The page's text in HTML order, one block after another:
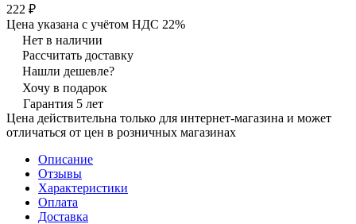
222 ₽
Цена указана с учётом НДС 22%
Нет в наличии
Рассчитать доставку
Нашли дешевле?
Хочу в подарок
Гарантия 5 лет
Цена действительна только для интернет-магазина и может
отличаться от цен в розничных магазинах
Описание
Отзывы
Характеристики
Оплата
Доставка